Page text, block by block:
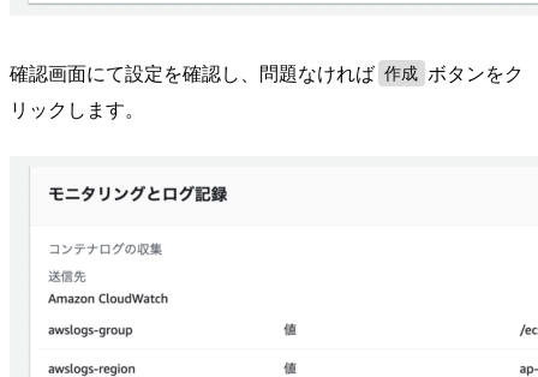
確認画面にて設定を確認し、問題なければ 作成 ボタンをク
リックします。